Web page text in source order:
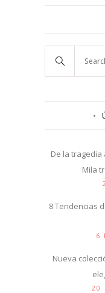
De la tragedia
Mila
8 Tendencias
6
Nueva
20